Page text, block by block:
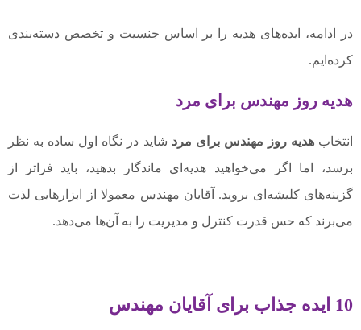
در ادامه، ایده‌های هدیه را بر اساس جنسیت و تخصص دسته‌بندی
کرده‌ایم.
هدیه روز مهندس برای مرد
انتخابهدیه روز مهندس برای مرد شاید در نگاه اول ساده به نظر
برسد، اما اگر می‌خواهید هدیه‌ای ماندگار بدهید، باید فراتر از
گزینه‌های کلیشه‌ای بروید. آقایان مهندس معمولا از ابزارهایی لذت
می‌برند که حس قدرت کنترل و مدیریت را به آن‌ها می‌دهد.
10 ایده جذاب برای آقایان مهندس